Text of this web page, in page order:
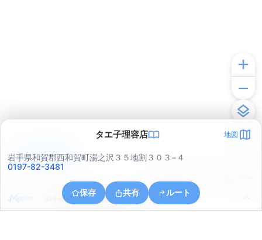
タエ子理容店 地図
岩手県和賀郡西和賀町湯之沢３５地割３０３−４
0197-82-3481
保存 共有 ルート
岩手県和賀郡西和賀町湯之沢３２地割
アプリで見る